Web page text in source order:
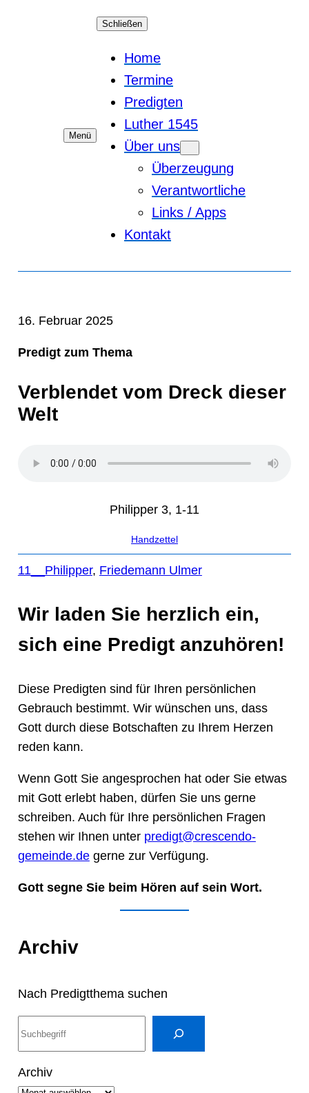
Menü
Schließen
Home
Termine
Predigten
Luther 1545
Über uns
Überzeugung
Verantwortliche
Links / Apps
Kontakt
16. Februar 2025
Predigt zum Thema
Verblendet vom Dreck dieser
Welt
Philipper 3, 1-11
Handzettel
11__Philipper, Friedemann Ulmer
Wir laden Sie herzlich ein,
sich eine Predigt anzuhören!
Diese Predigten sind für Ihren persönlichen
Gebrauch bestimmt. Wir wünschen uns, dass
Gott durch diese Botschaften zu Ihrem Herzen
reden kann.
Wenn Gott Sie angesprochen hat oder Sie etwas
mit Gott erlebt haben, dürfen Sie uns gerne
schreiben. Auch für Ihre persönlichen Fragen
stehen wir Ihnen unter predigt@crescendo-
gemeinde.degerne zur Verfügung.
Gott segne Sie beim Hören auf sein Wort.
Archiv
Nach Predigtthema suchen
h
Archiv